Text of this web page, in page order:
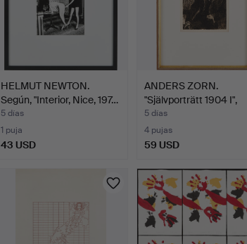
HELMUT NEWTON.
Según, "Interior, Nice, 197…
5 días
1 puja
43 USD
ANDERS ZORN.
"Självporträtt 1904 I",
aguaf…
5 días
4 pujas
59 USD